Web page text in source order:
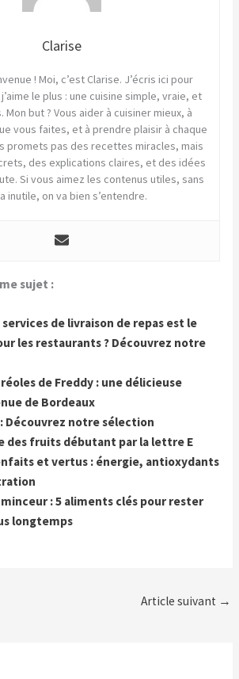
Clarise
! Moi, c’est Clarise. J’écris ici pour
le plus : une cuisine simple, vraie, et
Mon but ? Vous aider à cuisiner mieux, à
vous faites, et à prendre plaisir à chaque
promets pas des recettes miracles, mais
des explications claires, et des idées
Si vous aimez les contenus utiles, sans
inutile, on va bien s’entendre.
sujet :
de livraison de repas est le
les restaurants ? Découvrez notre
de Freddy : une délicieuse
de Bordeaux
: Découvrez notre sélection
des fruits débutant par la lettre E
et vertus : énergie, antioxydants
: 5 aliments clés pour rester
longtemps
Article suivant →